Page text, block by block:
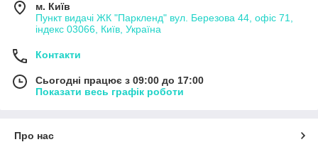
м. Київ
Пункт видачі ЖК "Паркленд" вул. Березова 44, офіс 71,
індекс 03066, Київ, Україна
Контакти
Сьогодні працює з 09:00 до 17:00
Показати весь графік роботи
Про нас